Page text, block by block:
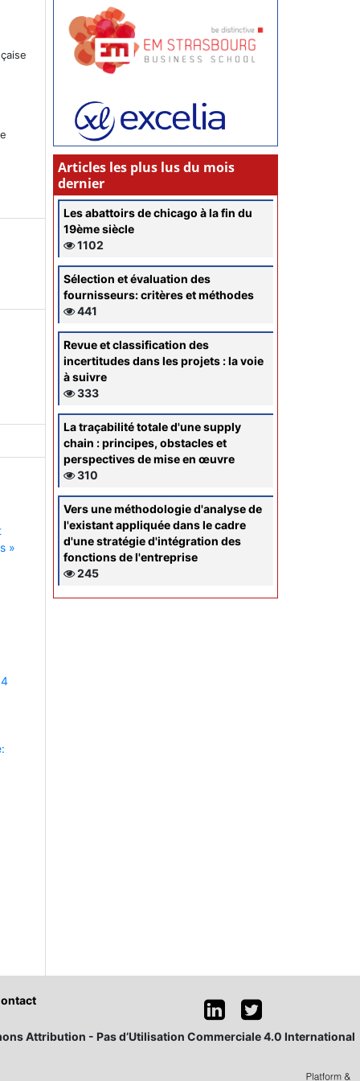
»
Articles les plus lus du mois
dernier
Les abattoirs de chicago à la fin du
19ème siècle
1102
Sélection et évaluation des
fournisseurs: critères et méthodes
441
Revue et classification des
incertitudes dans les projets : la voie
à suivre
333
La traçabilité totale d'une supply
chain : principes, obstacles et
perspectives de mise en œuvre
310
Vers une méthodologie d'analyse de
l'existant appliquée dans le cadre
d'une stratégie d'intégration des
fonctions de l'entreprise
245
Attribution - Pas d’Utilisation Commerciale 4.0 International